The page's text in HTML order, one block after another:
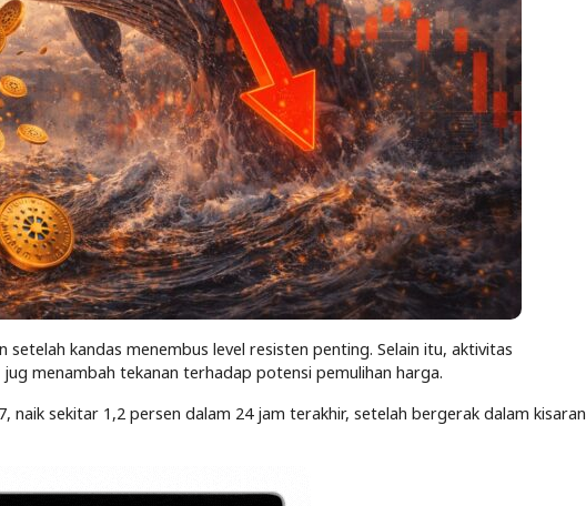
kandas menembus level resisten penting. Selain itu, aktivitas
menambah tekanan terhadap potensi pemulihan harga.
naik sekitar 1,2 persen dalam 24 jam terakhir, setelah bergerak dalam kisaran